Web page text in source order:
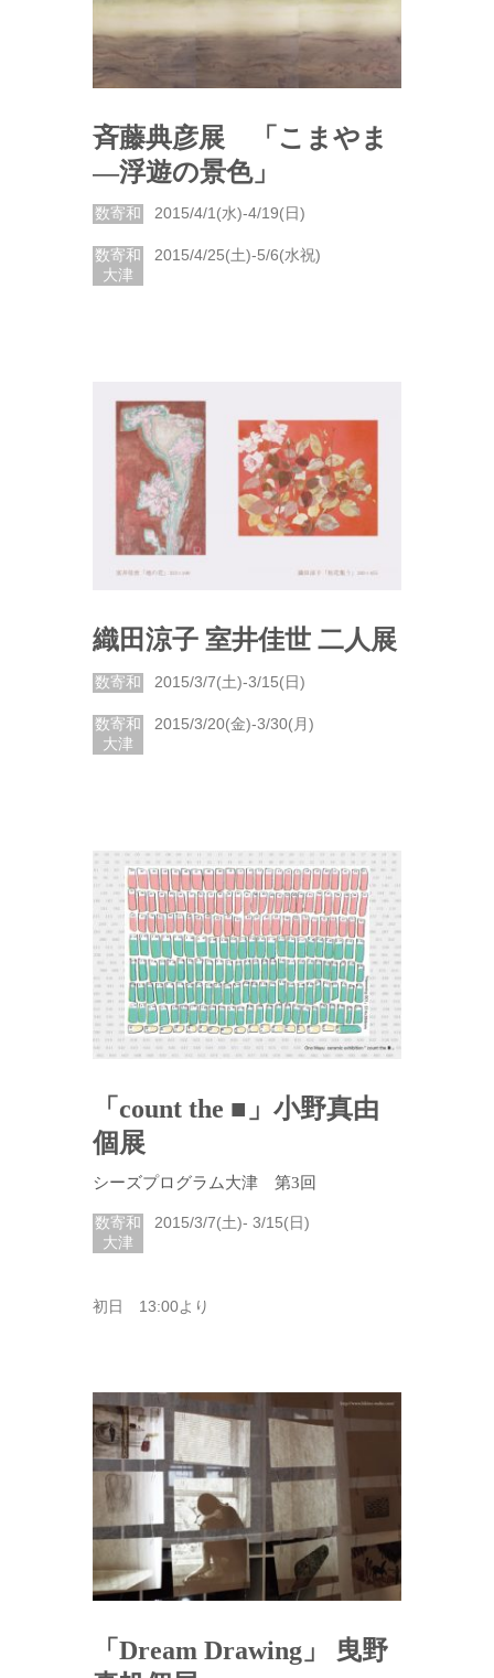
斉藤典彦展 「こまやま
―浮遊の景色」
数寄和 2015/4/1(水)-4/19(日)
数寄和
大津
2015/4/25(土)-5/6(水祝)
織田涼子 室井佳世 二人展
数寄和 2015/3/7(土)-3/15(日)
数寄和
大津
2015/3/20(金)-3/30(月)
「count the ■」小野真由
個展
シーズプログラム大津 第3回
数寄和
大津
2015/3/7(土)- 3/15(日)
初日 13:00より
「Dream Drawing」 曳野